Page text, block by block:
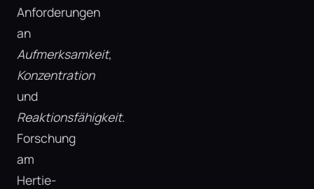
Anforderungen
an
Aufmerksamkeit,
Konzentration
und
Reaktionsfähigkeit.
Forschung
am
Hertie-